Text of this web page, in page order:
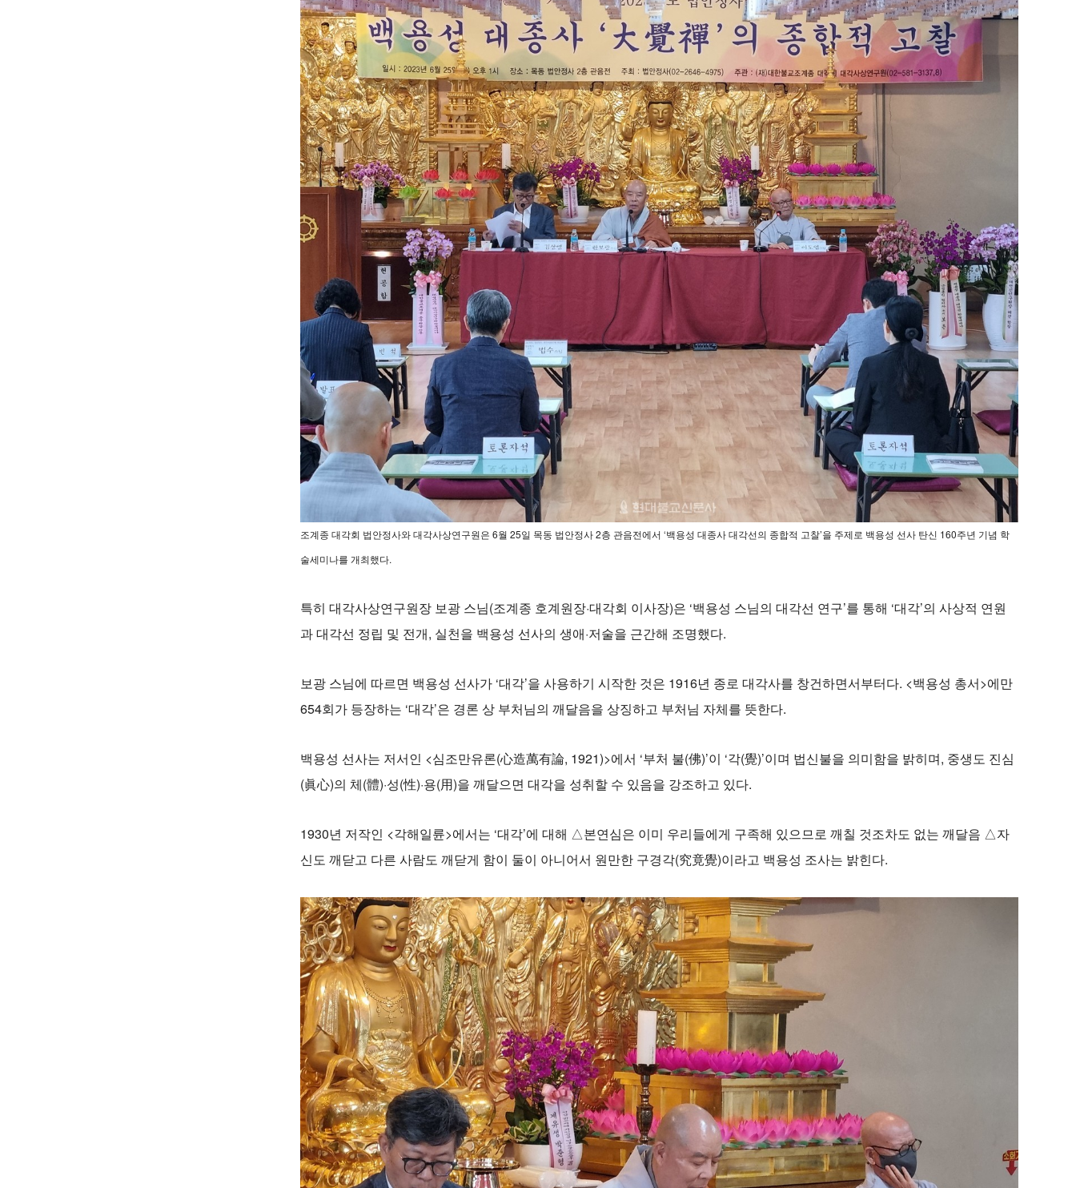
조계종 대각회 법안정사와 대각사상연구원은 6월 25일 목동 법안정사 2층 관음전에서 ‘백용성 대종사 대각선의 종합적 고찰’을 주제로 백용성 선사 탄신 160주년 기념 학
술세미나를 개최했다.
특히 대각사상연구원장 보광 스님(조계종 호계원장·대각회 이사장)은 ‘백용성 스님의 대각선 연구’를 통해 ‘대각’의 사상적 연원
과 대각선 정립 및 전개, 실천을 백용성 선사의 생애·저술을 근간해 조명했다.
보광 스님에 따르면 백용성 선사가 ‘대각’을 사용하기 시작한 것은 1916년 종로 대각사를 창건하면서부터다. <백용성 총서>에만
654회가 등장하는 ‘대각’은 경론 상 부처님의 깨달음을 상징하고 부처님 자체를 뜻한다.
백용성 선사는 저서인 <심조만유론(心造萬有論, 1921)>에서 ‘부처 불(佛)’이 ‘각(覺)’이며 법신불을 의미함을 밝히며, 중생도 진심
(眞心)의 체(體)·성(性)·용(用)을 깨달으면 대각을 성취할 수 있음을 강조하고 있다.
1930년 저작인 <각해일륜>에서는 ‘대각’에 대해 △본연심은 이미 우리들에게 구족해 있으므로 깨칠 것조차도 없는 깨달음 △자
신도 깨닫고 다른 사람도 깨닫게 함이 둘이 아니어서 원만한 구경각(究竟覺)이라고 백용성 조사는 밝힌다.